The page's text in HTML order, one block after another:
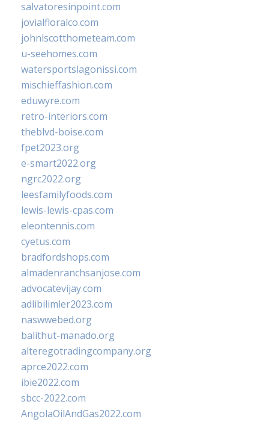
salvatoresinpoint.com
jovialfloralco.com
johnlscotthometeam.com
u-seehomes.com
watersportslagonissi.com
mischieffashion.com
eduwyre.com
retro-interiors.com
theblvd-boise.com
fpet2023.org
e-smart2022.org
ngrc2022.org
leesfamilyfoods.com
lewis-lewis-cpas.com
eleontennis.com
cyetus.com
bradfordshops.com
almadenranchsanjose.com
advocatevijay.com
adlibilimler2023.com
naswwebed.org
balithut-manado.org
alteregotradingcompany.org
aprce2022.com
ibie2022.com
sbcc-2022.com
AngolaOilAndGas2022.com